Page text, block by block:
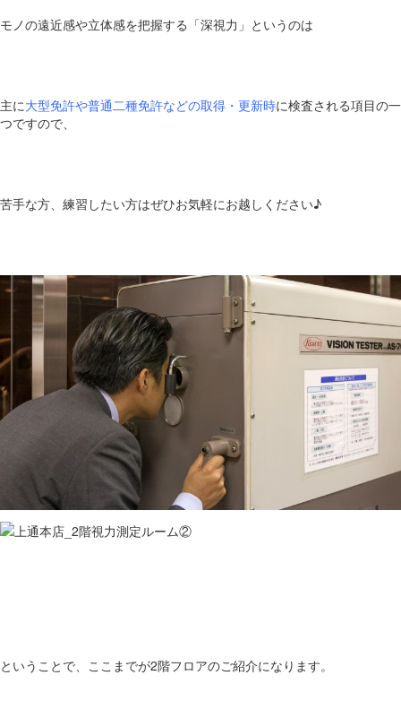
モノの遠近感や立体感を把握する「深視力」というのは
主に大型免許や普通二種免許などの取得・更新時に検査される項目の一
つですので、
苦手な方、練習したい方はぜひお気軽にお越しください♪
ということで、ここまでが2階フロアのご紹介になります。